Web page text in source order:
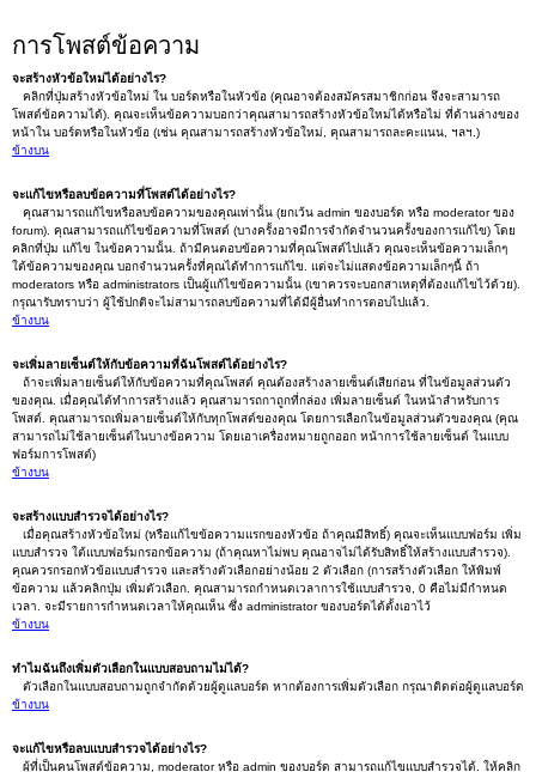
การโพสต์ข้อความ
จะสร้างหัวข้อใหม่ได้อย่างไร?
คลิกที่ปุ่มสร้างหัวข้อใหม่ ใน บอร์ดหรือในหัวข้อ (คุณอาจต้องสมัครสมาชิกก่อน จึงจะสามารถ
โพสต์ข้อความได้). คุณจะเห็นข้อความบอกว่าคุณสามารถสร้างหัวข้อใหม่ได้หรือไม่ ที่ด้านล่างของ
หน้าใน บอร์ดหรือในหัวข้อ (เช่น คุณสามารถสร้างหัวข้อใหม่, คุณสามารถละคะแนน, ฯลฯ.)
ข้างบน
จะแก้ไขหรือลบข้อความที่โพสต์ได้อย่างไร?
คุณสามารถแก้ไขหรือลบข้อความของคุณเท่านั้น (ยกเว้น admin ของบอร์ด หรือ moderator ของ
forum). คุณสามารถแก้ไขข้อความที่โพสต์ (บางครั้งอาจมีการจำกัดจำนวนครั้งของการแก้ไข) โดย
คลิกที่ปุ่ม แก้ไข ในข้อความนั้น. ถ้ามีคนตอบข้อความที่คุณโพสต์ไปแล้ว คุณจะเห็นข้อความเล็กๆ
ใต้ข้อความของคุณ บอกจำนวนครั้งที่คุณได้ทำการแก้ไข. แต่จะไม่แสดงข้อความเล็กๆนี้ ถ้า
moderators หรือ administrators เป็นผู้แก้ไขข้อความนั้น (เขาควรจะบอกสาเหตุที่ต้องแก้ไขไว้ด้วย).
กรุณารับทราบว่า ผู้ใช้ปกติจะไม่สามารถลบข้อความที่ได้มีผู้อื่นทำการตอบไปแล้ว.
ข้างบน
จะเพิ่มลายเซ็นต์ให้กับข้อความที่ฉันโพสต์ได้อย่างไร?
ถ้าจะเพิ่มลายเซ็นต์ให้กับข้อความที่คุณโพสต์ คุณต้องสร้างลายเซ็นต์เสียก่อน ที่ในข้อมูลส่วนตัว
ของคุณ. เมื่อคุณได้ทำการสร้างแล้ว คุณสามารถกาถูกที่กล่อง เพิ่มลายเซ็นต์ ในหน้าสำหรับการ
โพสต์. คุณสามารถเพิ่มลายเซ็นต์ให้กับทุกโพสต์ของคุณ โดยการเลือกในข้อมูลส่วนตัวของคุณ (คุณ
สามารถไม่ใช้ลายเซ็นต์ในบางข้อความ โดยเอาเครื่องหมายถูกออก หน้าการใช้ลายเซ็นต์ ในแบบ
ฟอร์มการโพสต์)
ข้างบน
จะสร้างแบบสำรวจได้อย่างไร?
เมื่อคุณสร้างหัวข้อใหม่ (หรือแก้ไขข้อความแรกของหัวข้อ ถ้าคุณมีสิทธิ์) คุณจะเห็นแบบฟอร์ม เพิ่ม
แบบสำรวจ ใต้แบบฟอร์มกรอกข้อความ (ถ้าคุณหาไม่พบ คุณอาจไม่ได้รับสิทธิ์ให้สร้างแบบสำรวจ).
คุณควรกรอกหัวข้อแบบสำรวจ และสร้างตัวเลือกอย่างน้อย 2 ตัวเลือก (การสร้างตัวเลือก ให้พิมพ์
ข้อความ แล้วคลิกปุ่ม เพิ่มตัวเลือก. คุณสามารถกำหนดเวลาการใช้แบบสำรวจ, 0 คือไม่มีกำหนด
เวลา. จะมีรายการกำหนดเวลาให้คุณเห็น ซึ่ง administrator ของบอร์ดได้ตั้งเอาไว้
ข้างบน
ทำไมฉันถึงเพิ่มตัวเลือกในแบบสอบถามไม่ได้?
ตัวเลือกในแบบสอบถามถูกจำกัดด้วยผู้ดูแลบอร์ด หากต้องการเพิ่มตัวเลือก กรุณาติดต่อผู้ดูแลบอร์ด
ข้างบน
จะแก้ไขหรือลบแบบสำรวจได้อย่างไร?
ผู้ที่เป็นคนโพสต์ข้อความ, moderator หรือ admin ของบอร์ด สามารถแก้ไขแบบสำรวจได้. ให้คลิก